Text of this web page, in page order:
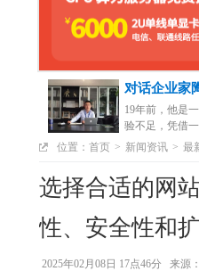
对话企业
19年前，他是
验不足，凭借
位置： 首页 > 新闻资讯 > 最
选择合适的网
性、安全性和
2025年02月08日 17点46分 来源